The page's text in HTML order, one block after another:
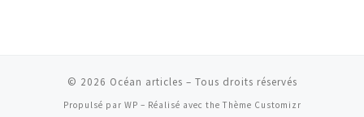
© 2026 Océan articles – Tous droits réservés
Propulsé par WP – Réalisé avec the Thème Customizr